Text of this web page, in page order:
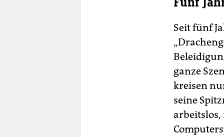
Seit fünf
ganze
kreisen
seine
arbeitslos,